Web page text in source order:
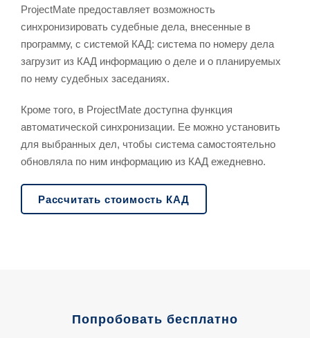
ProjectMate предоставляет возможность
синхронизировать судебные дела, внесенные в
программу, с системой КАД: система по номеру дела
загрузит из КАД информацию о деле и о планируемых
по нему судебных заседаниях.
Кроме того, в ProjectMate доступна функция
автоматической синхронизации. Ее можно установить
для выбранных дел, чтобы система самостоятельно
обновляла по ним информацию из КАД ежедневно.
Рассчитать стоимость КАД
Попробовать бесплатно